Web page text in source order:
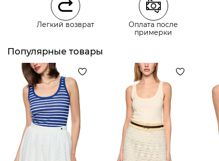
Самовывоз из пункта выдачи СДЭК
Легкий возврат
Оплата после
примерки
Популярные товары